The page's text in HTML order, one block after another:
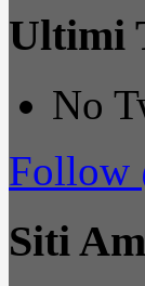
Ultimi
No
Follow
Siti